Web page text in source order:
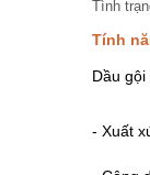
Tình
Tính
Dầu
- Xuất